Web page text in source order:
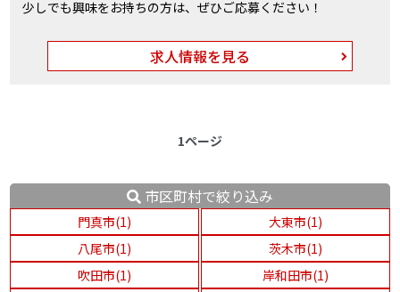
少しでも興味をお持ちの方は、ぜひご応募ください！
求人情報を見る
1ページ
市区町村で絞り込み
門真市(1)
大東市(1)
八尾市(1)
茨木市(1)
吹田市(1)
岸和田市(1)